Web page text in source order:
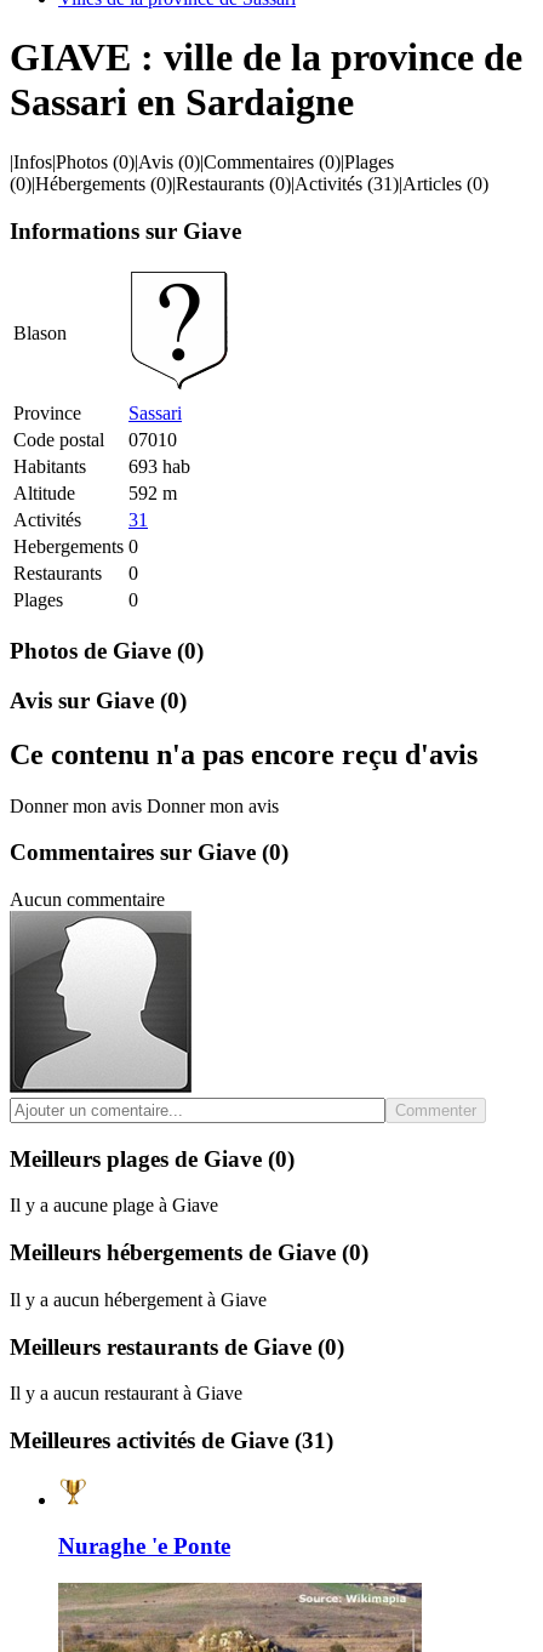
GIAVE : ville de la province de
Sassari en Sardaigne
|Infos|Photos (0)|Avis (0)|Commentaires (0)|Plages
(0)|Hébergements (0)|Restaurants (0)|Activités (31)|Articles (0)
Informations sur Giave
Blason
Province
Sassari
Code postal
07010
Habitants
693 hab
Altitude
592 m
Activités
31
Hebergements 0
Restaurants
0
Plages
0
Photos de Giave (0)
Avis sur Giave (0)
Ce contenu n'a pas encore reçu d'avis
Donner mon avis Donner mon avis
Commentaires sur Giave (0)
Aucun commentaire
Commenter
Meilleurs plages de Giave (0)
Il y a aucune plage à Giave
Meilleurs hébergements de Giave (0)
Il y a aucun hébergement à Giave
Meilleurs restaurants de Giave (0)
Il y a aucun restaurant à Giave
Meilleures activités de Giave (31)
Nuraghe 'e Ponte